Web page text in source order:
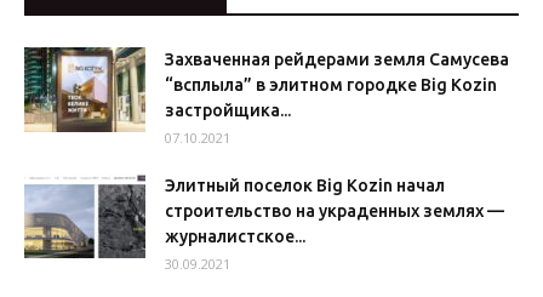
Захваченная рейдерами земля Самусева
“всплыла” в элитном городке Big Kozin
застройщика...
07.10.2021
Элитный поселок Big Kozin начал
строительство на украденных землях —
журналистское...
30.09.2021